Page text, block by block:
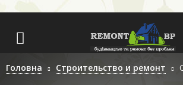
Головна Строительство и ремонт